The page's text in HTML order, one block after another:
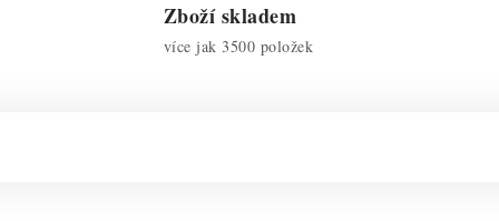
Zboží skladem
více jak 3500 položek